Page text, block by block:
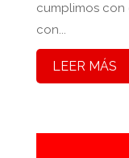
cumplimos con
con...
LEER MÁS